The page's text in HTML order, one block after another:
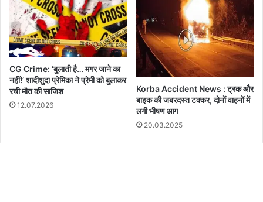
CG Crime: ‘बुलाती है… मगर जाने का
नहीं!’ शादीशुदा प्रेमिका ने प्रेमी को बुलाकर
रची मौत की साजिश
12.07.2026
Korba Accident News : ट्रक और
बाइक की जबरदस्त टक्कर, दोनों वाहनों में
लगी भीषण आग
20.03.2025